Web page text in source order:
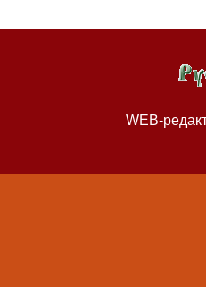
WEB-